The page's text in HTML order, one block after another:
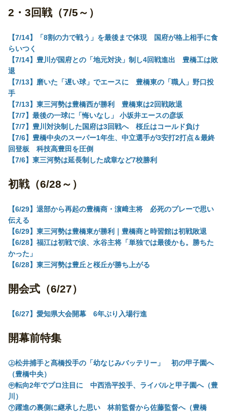
2・3回戦（7/5～）
【7/14】「8割の力で戦う」を最後まで体現 国府が格上相手に食
らいつく
【7/14】豊川が国府との「地元対決」制し4回戦進出 豊橋工は敗
退
【7/13】磨いた「遅い球」でエースに 豊橋東の「職人」野口投
手
【7/13】東三河勢は豊橋西が勝利 豊橋東は2回戦敗退
【7/7】最後の一球に「悔いなし」 小坂井エースの彦坂
【7/7】豊川対決制した国府は3回戦へ 桜丘はコールド負け
【7/6】豊橋中央のスーパー1年生、中立選手が3安打2打点＆最終
回登板 科技高豊田を圧倒
【7/6】東三河勢は延長制した成章など7校勝利
初戦（6/28～）
【6/29】退部から再起の豊橋商・濵﨑主将 必死のプレーで思い
伝える
【6/29】東三河勢は豊橋東が勝利｜豊橋商と時習館は初戦敗退
【6/28】福江は初戦で涙、水谷主将「単独では最後かも。勝ちた
かった」
【6/28】東三河勢は豊丘と桜丘が勝ち上がる
開会式（6/27）
【6/27】愛知県大会開幕 6年ぶり入場行進
開幕前特集
㊤松井捕手と髙橋投手の「幼なじみバッテリー」 初の甲子園へ
（豊橋中央）
㊥転向2年でプロ注目に 中西浩平投手、ライバルと甲子園へ（豊
川）
㊦躍進の裏側に継承した思い 林前監督から佐藤監督へ（豊橋